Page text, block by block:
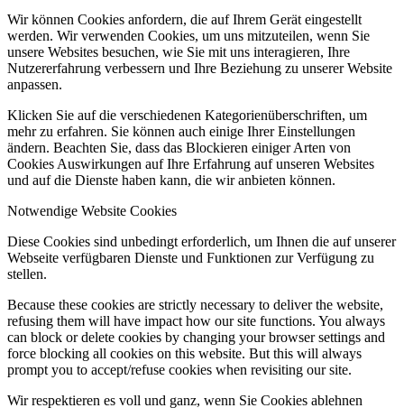
Wir können Cookies anfordern, die auf Ihrem Gerät eingestellt
werden. Wir verwenden Cookies, um uns mitzuteilen, wenn Sie
unsere Websites besuchen, wie Sie mit uns interagieren, Ihre
Nutzererfahrung verbessern und Ihre Beziehung zu unserer Website
anpassen.
Klicken Sie auf die verschiedenen Kategorienüberschriften, um
mehr zu erfahren. Sie können auch einige Ihrer Einstellungen
ändern. Beachten Sie, dass das Blockieren einiger Arten von
Cookies Auswirkungen auf Ihre Erfahrung auf unseren Websites
und auf die Dienste haben kann, die wir anbieten können.
Notwendige Website Cookies
Diese Cookies sind unbedingt erforderlich, um Ihnen die auf unserer
Webseite verfügbaren Dienste und Funktionen zur Verfügung zu
stellen.
Because these cookies are strictly necessary to deliver the website,
refusing them will have impact how our site functions. You always
can block or delete cookies by changing your browser settings and
force blocking all cookies on this website. But this will always
prompt you to accept/refuse cookies when revisiting our site.
Wir respektieren es voll und ganz, wenn Sie Cookies ablehnen